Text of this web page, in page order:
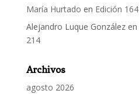
María Hurtado en Edición 164
Alejandro Luque Gonzálezen
214
Archivos
agosto 2026